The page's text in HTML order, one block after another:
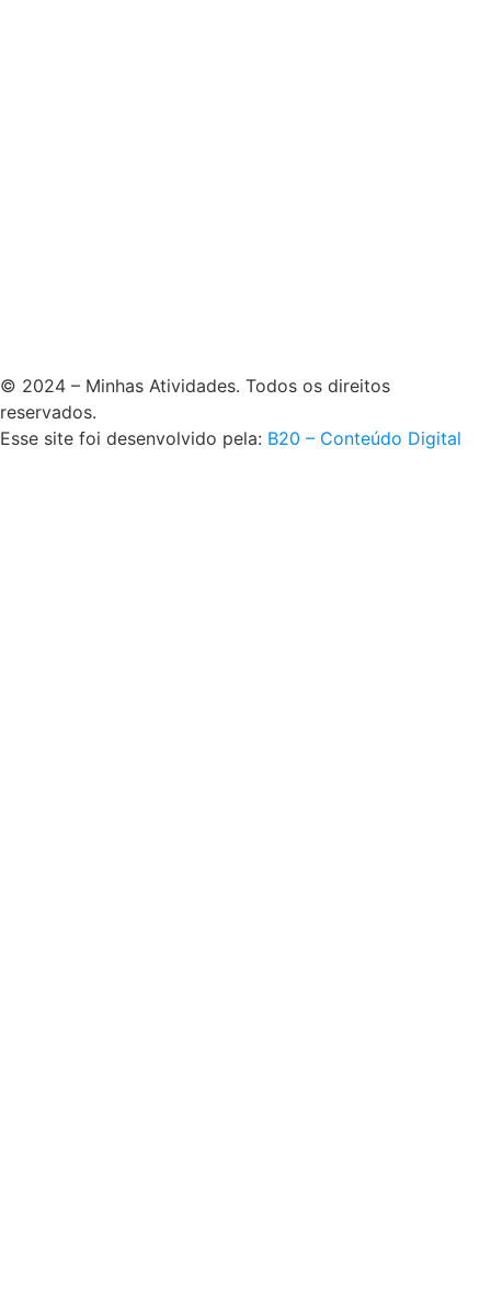
© 2024 – Minhas Atividades. Todos os direitos
reservados.
Esse site foi desenvolvido pela: B20 – Conteúdo Digital